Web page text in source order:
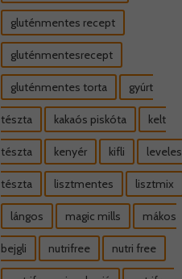
gluténmentes recept
gluténmentesrecept
gluténmentes torta gyúrt
tészta kakaós piskóta kelt
tészta kenyér kifli leveles
tészta lisztmentes lisztmix
lángos magic mills mákos
bejgli nutrifree nutri free